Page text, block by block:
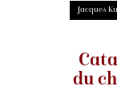
Jacques
du